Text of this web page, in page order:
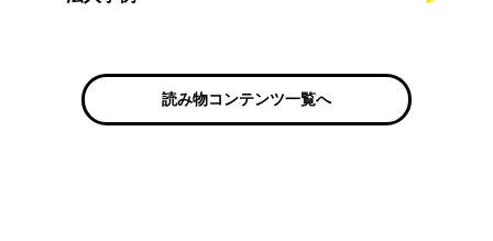
読み物コンテンツ一覧へ